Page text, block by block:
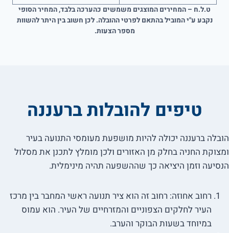
ט.ל.ח – המחירים המוצגים משמשים כהערכה בלבד, המחיר הסופי
נקבע ע"י המוביל בהתאם לפרטי ההובלה. לכן חשוב בין היתר להשוות
מספר הצעות.
טיפים להובלות ברעננה
הובלה ברעננה יכולה להיות מושפעת מעומסי התנועה בעיר
ומצוקת החניה בחלק מן האזורים ולכן מומלץ לתכנן את מסלול
הנסיעה וזמן היציאה כך שההשפעה תהיה מינימלית.
רחוב אחוזה: רחוב זה הוא ציר תנועה ראשי המחבר בין מרכז
העיר לחלקים הצפוניים והמזרחיים של העיר. הוא עמוס
במיוחד בשעות הבוקר והערב.